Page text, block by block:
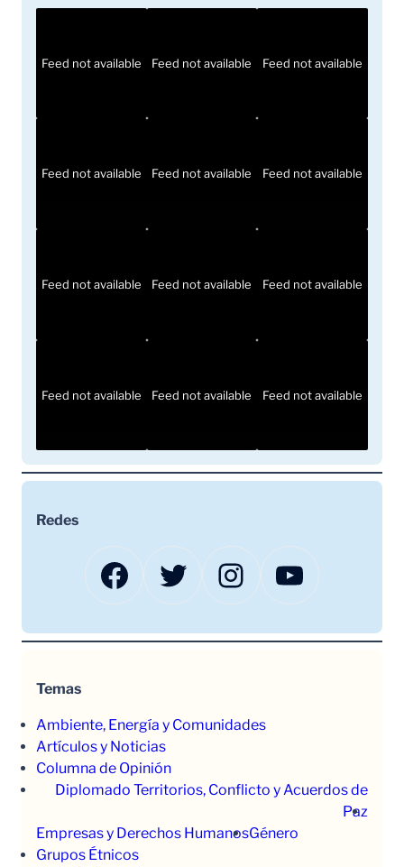
Feed not available Feed not available Feed not available
Feed not available Feed not available Feed not available
Feed not available Feed not available Feed not available
Feed not available Feed not available Feed not available
Redes
Facebook Twitter Instagram YouTube
Temas
Ambiente, Energía y Comunidades
Artículos y Noticias
Columna de Opinión
Diplomado Territorios, Conflicto y Acuerdos de
Paz
Empresas y Derechos HumanosGénero
Grupos Étnicos